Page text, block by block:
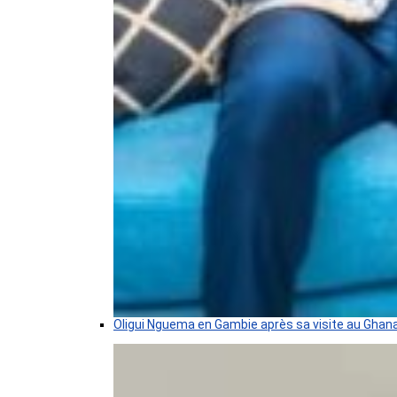
Oligui Nguema en Gambie après sa visite au